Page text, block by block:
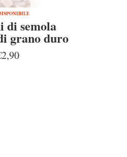
di semola
grano duro
Cappelli